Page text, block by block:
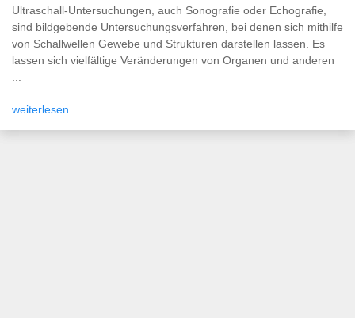
Ultraschall-Untersuchungen, auch Sonografie oder Echografie,
sind bildgebende Untersuchungsverfahren, bei denen sich mithilfe
von Schallwellen Gewebe und Strukturen darstellen lassen. Es
lassen sich vielfältige Veränderungen von Organen und anderen
...
weiterlesen